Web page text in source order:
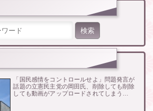
「国民感情をコントロールせよ」問題発言が
話題の立憲民主党の岡田氏、削除しても削除
しても動画がアップロードされてしまう…